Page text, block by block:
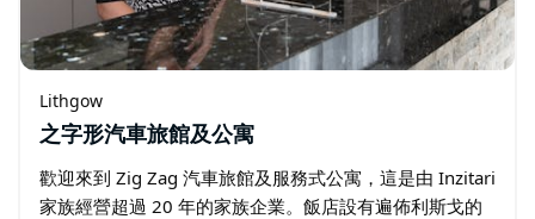
Lithgow
之字形汽車旅館及公寓
歡迎來到 Zig Zag 汽車旅館及服務式公寓，這是由 Inzitari
家族經營超過 20 年的家族企業。飯店設有遍佈利斯戈的